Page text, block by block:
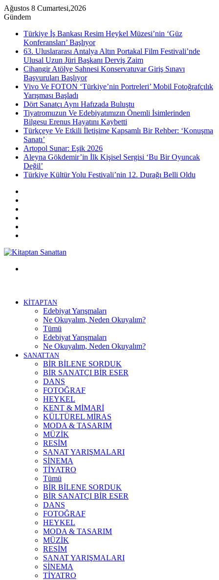
Ağustos 8 Cumartesi,2026
Gündem
Türkiye İş Bankası Resim Heykel Müzesi’nin ‘Güz
Konferansları’ Başlıyor
63. Uluslararası Antalya Altın Portakal Film Festivali’nde
Ulusal Uzun Jüri Başkanı Derviş Zaim
Cihangir Atölye Sahnesi Konservatuvar Giriş Sınavı
Başvuruları Başlıyor
Vivo Ve FOTON ‘Türkiye’nin Portreleri’ Mobil Fotoğrafçılık
Yarışması Başladı
Dört Sanatçı Aynı Hafızada Buluştu
Tiyatromuzun Ve Edebiyatımızın Önemli İsimlerinden
Bilgesu Erenus Hayatını Kaybetti
Türkçeye Ve Etkili İletişime Kapsamlı Bir Rehber: ‘Konuşma
Sanatı’
Artopol Sunar: Eşik 2026
Aleyna Gökdemir’in İlk Kişisel Sergisi ‘Bu Bir Oyuncak
Değil’
Türkiye Kültür Yolu Festivali’nin 12. Durağı Belli Oldu
KİTAPTAN
Edebiyat Yarışmaları
Ne Okuyalım, Neden Okuyalım?
Tümü
Edebiyat Yarışmaları
Ne Okuyalım, Neden Okuyalım?
SANATTAN
BİR BİLENE SORDUK
BİR SANATÇI BİR ESER
DANS
FOTOĞRAF
HEYKEL
KENT & MİMARİ
KÜLTÜREL MİRAS
MODA & TASARIM
MÜZİK
RESİM
SANAT YARIŞMALARI
SİNEMA
TİYATRO
Tümü
BİR BİLENE SORDUK
BİR SANATÇI BİR ESER
DANS
FOTOĞRAF
HEYKEL
MODA & TASARIM
MÜZİK
RESİM
SANAT YARIŞMALARI
SİNEMA
TİYATRO